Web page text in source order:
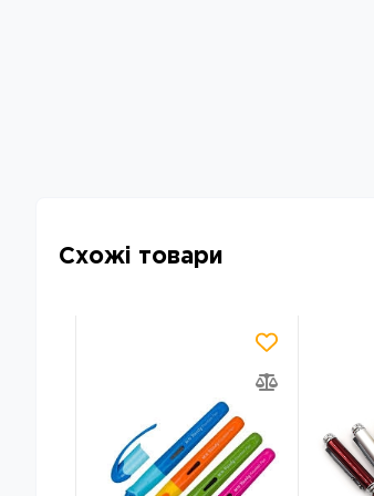
Схожі товари